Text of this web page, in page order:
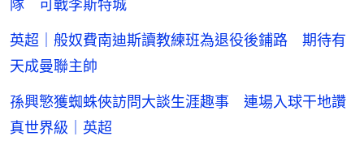
隊 可戰李斯特城
英超｜般奴費南迪斯讀教練班為退役後鋪路 期待有
天成曼聯主帥
孫興慜獲蜘蛛俠訪問大談生涯趣事 連場入球干地讚
真世界級｜英超